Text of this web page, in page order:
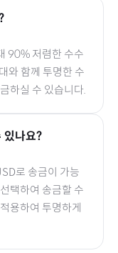
90% 저렴한 수수
와 함께 투명한 수
하실 수 있습니다.
있나요?
로 송금이 가능
택하여 송금할 수
용하여 투명하게